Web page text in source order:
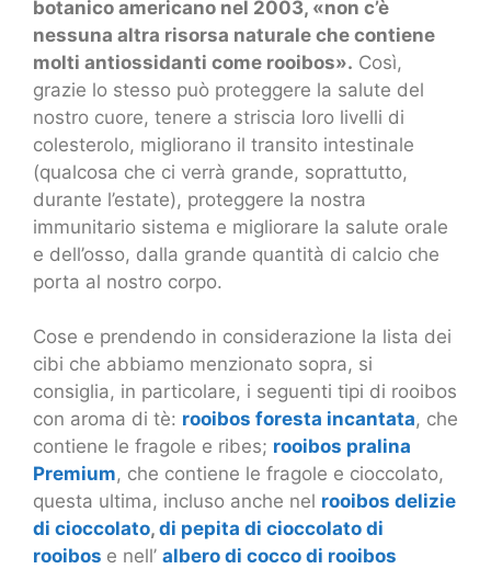
botanico americano nel 2003, «non c’è
nessuna altra risorsa naturale che contiene
molti antiossidanti come rooibos». Così,
grazie lo stesso può proteggere la salute del
nostro cuore, tenere a striscia loro livelli di
colesterolo, migliorano il transito intestinale
(qualcosa che ci verrà grande, soprattutto,
durante l’estate), proteggere la nostra
immunitario sistema e migliorare la salute orale
e dell’osso, dalla grande quantità di calcio che
porta al nostro corpo.
Cose e prendendo in considerazione la lista dei
cibi che abbiamo menzionato sopra, si
consiglia, in particolare, i seguenti tipi di rooibos
con aroma di tè: rooibos foresta incantata, che
contiene le fragole e ribes; rooibos pralina
Premium, che contiene le fragole e cioccolato,
questa ultima, incluso anche nel rooibos delizie
di cioccolato, di pepita di cioccolato di
rooibos e nell’ albero di cocco di rooibos